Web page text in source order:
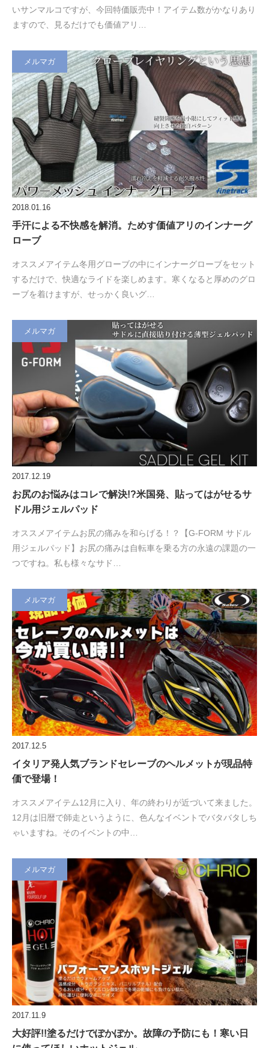
いサンマルコですが、今回特価販売中！アイテム数がかなりあり
ますので、見るだけでも価値アリ…
メルマガ
2018.01.16
手汗による不快感を解消。ためす価値アリのインナーグ
ローブ
オススメアイテム冬用グローブの中にインナーグローブをセット
するだけで、快適なライドを楽しめます。寒くなると厚めのグロ
ーブを着けますが、せっかく良いグ…
メルマガ
2017.12.19
お尻のお悩みはコレで解決!?米国発、貼ってはがせるサ
ドル用ジェルパッド
オススメアイテムお尻の痛みを和らげる！？【G-FORM サドル
用ジェルパッド】お尻の痛みは自転車を乗る方の永遠の課題の一
つですね。私も様々なサド…
メルマガ
2017.12.5
イタリア発人気ブランドセレーブのヘルメットが現品特
価で登場！
オススメアイテム12月に入り、年の終わりが近づいて来ました。
12月は旧暦で師走というように、色んなイベントでバタバタしち
ゃいますね。そのイベントの中…
メルマガ
2017.11.9
大好評!!塗るだけでぽかぽか。故障の予防にも！寒い日